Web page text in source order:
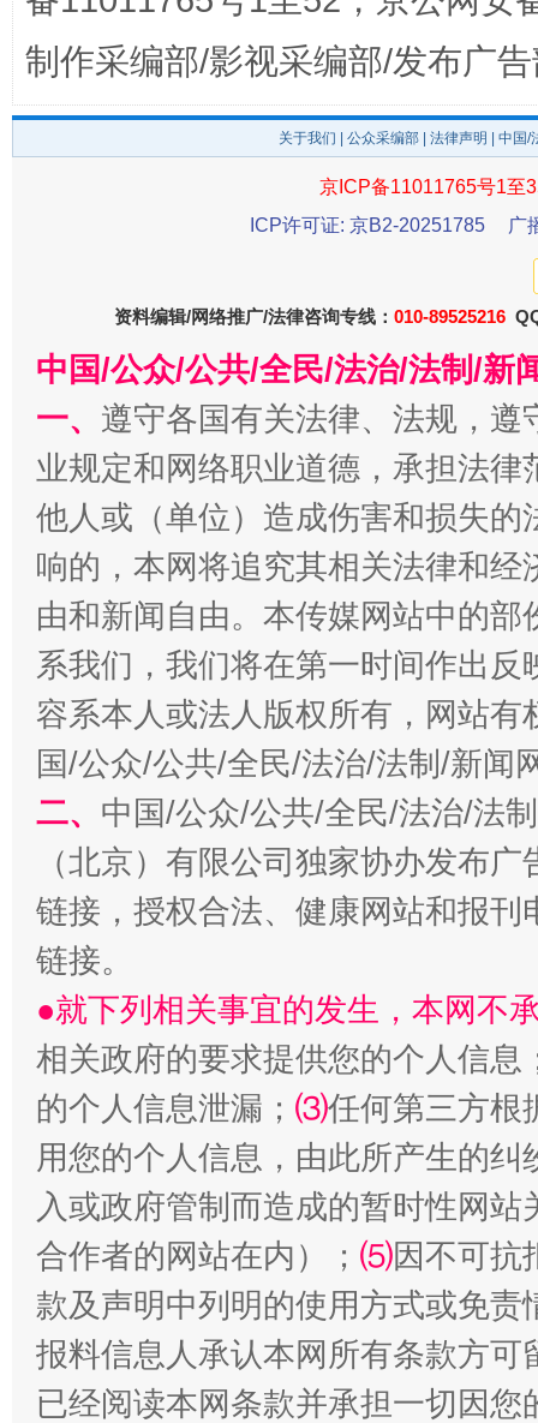
“刷贴”乱象丛生
揭批美国五大"原罪" "
解纷+调解+退费，一次搞定
漫山遍野的桃花与雪山、麦地、白藏房 除
制作采编部/影视采编部/发布广
关于我们 公众采编部 法律声明 | 中国
京ICP备11011765号1至
ICP许可证: 京B2-20251785
广
资料编辑/网络推广/法律咨询专线： 010-89525216
中国/公众/公共/全民/法治/法制/新
一、 遵守各国有关法律、法规，
业规定和网络职业道德，承担法
他人或（单位）造成伤害和损失
响的，本网将追究其相关法律和
由和新闻自由。本传媒网站中的
系我们，我们将在第一时间作出
容系本人或法人版权所有，网站
国/公众/公共/全民/法治/法制/新闻
二、 中国/公众/公共/全民/法治/法
（北京）有限公司独家协办发布
链接，授权合法、健康网站和报
链接。
●就下列相关事宜的发生，本网不
相关政府的要求提供您的个人信息
的个人信息泄漏； ⑶任何第三方根
用您的个人信息，由此所产生的纠
入或政府管制而造成的暂时性网
合作者的网站在内）； ⑸因不可抗
款及声明中列明的使用方式或免责
报料信息人承认本网所有条款方
已经阅读本网条款并承担一切因